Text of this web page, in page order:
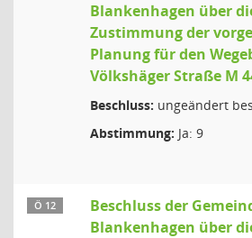
Blankenhagen über
Zustimmung der
Planung für den
Völkshäger Straße M
Beschluss: ungeändert
Abstimmung: Ja: 9
Ö 12
Beschluss der
Blankenhagen über